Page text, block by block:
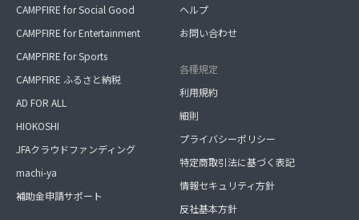
CAMPFIRE for Social Good
CAMPFIRE for Entertainment
CAMPFIRE for Sports
CAMPFIRE ふるさと納税
AD FOR ALL
HIOKOSHI
JFAクラウドファンディング
machi-ya
補助金申請サポート
ヘルプ
お問い合わせ
各種規定
利用規約
細則
プライバシーポリシー
特定商取引法に基づく表記
情報セキュリティ方針
反社基本方針